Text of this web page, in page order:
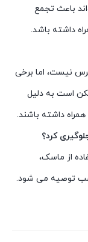
باعث تجمع
داشته باشد.
نیست، اما برخی
است به دلیل
داشته باشند.
اسپری چسب 123 ، استفاده از ماسک،
توصیه می شود.